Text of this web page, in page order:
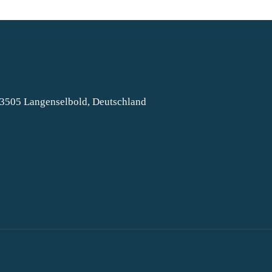
Langenselbold, Deutschland